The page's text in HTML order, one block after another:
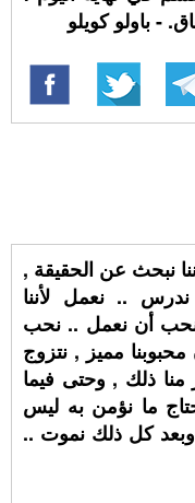
- باولو كويلو
نبحث عن الحقيقة ,
.. نعمل لأننا
نحب أن نعمل .. نحب
محبوبنا مميز , نتزوج
منا ذلك , وحتى فيما
ما نؤمن به ليس
, وبعد كل ذلك نموت ..